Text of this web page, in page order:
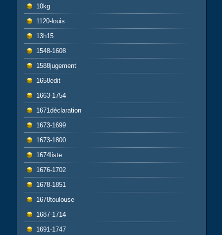
10kg
1120-louis
13h15
1548-1608
1588jugement
1658edit
1663-1754
1671déclaration
1673-1699
1673-1800
1674liste
1676-1702
1678-1851
1678toulouse
1687-1714
1691-1747